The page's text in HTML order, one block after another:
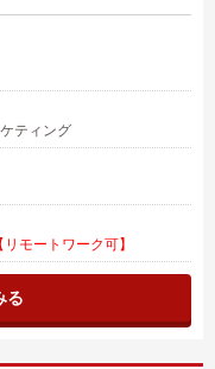
ティング
リモートワーク可】
る